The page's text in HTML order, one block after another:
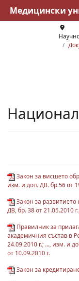
Закон за висшето
изм. и доп. ДВ. бр.56 от
Закон за
ДВ, бр. 38 от 21.05.2010
Правилник за
академичния състав в
24.09.2010 г.; ..., изм. и
от 10.09.2010 г.
Закон за
Медицински